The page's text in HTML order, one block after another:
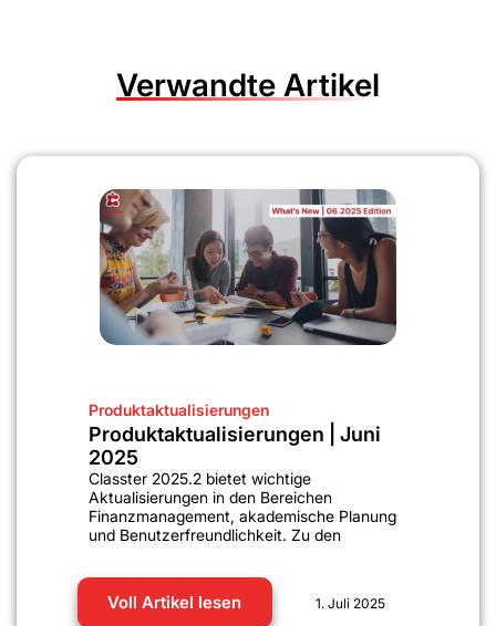
Verwandte Artikel
Produktaktualisierungen
Produktaktualisierungen | Juni
2025
Classter 2025.2 bietet wichtige
Aktualisierungen in den Bereichen
Finanzmanagement, akademische Planung
und Benutzerfreundlichkeit. Zu den
Voll Artikel lesen 1. Juli 2025